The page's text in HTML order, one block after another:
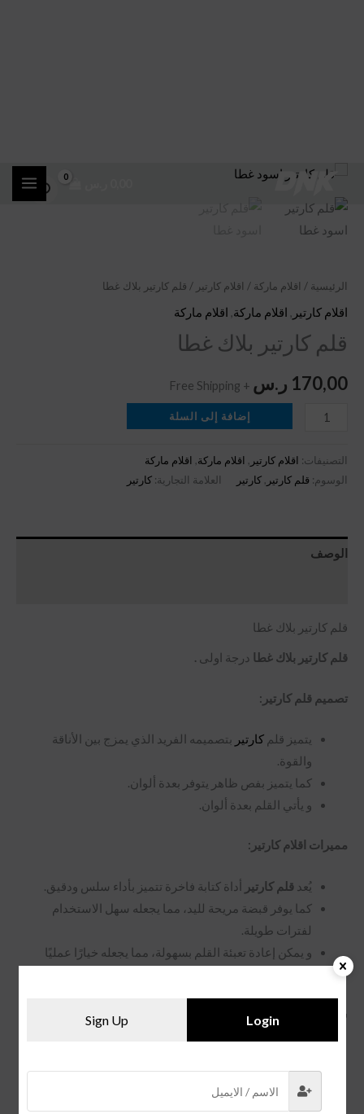
تخطي
المحتوى
الرئيسية / اقلام ماركة / اقلام كارتير / قلم كارتير بلاك غطا
اقلام كارتير اقلام ماركة اقلام ماركة
قلم كارتير بلاك غطا
170,00 ر.س + Free Shipping
كمية
قلم
كارتير
بلاك
إضافة إلى السلة
التصنيفات: اقلام كارتير اقلام ماركة اقلام ماركة
الوسوم: قلم كارتير كارتير العلامة التجارية: كارتير
الوصف
قلم كارتير بلاك غطا
قلم كارتير بلاك غطا درجة اولى .
تصميم قلم كارتير:
يتميز قلم كارتير بتصميمه الفريد الذي يمزج بين الأناقة
والقوة.
كما يتميز بفص ظاهر يتوفر بعدة ألوان.
و يأتي القلم بعدة ألوان.
مميرات اقلام كارتير:
يُعد قلم كارتير
أداة كتابة فاخرة تتميز بأداء سلس ودقيق.
كما يوفر قبضة مريحة لليد، مما يجعله سهل الاستخدام
لفترات طويلة.
و يمكن إعادة تعبئة القلم بسهولة، مما يجعله خيارًا عمليًا
سعر القلم: Login
Sign Up